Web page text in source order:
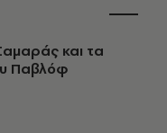
και τα
Παβλόφ